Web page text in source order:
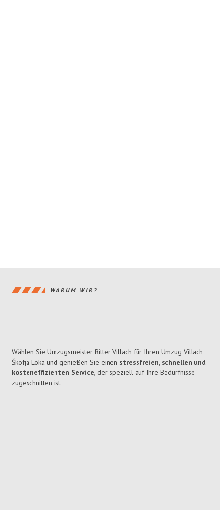
WARUM WIR?
Wählen Sie Umzugsmeister Ritter Villach für Ihren Umzug Villach
Škofja Loka und genießen Sie einen stressfreien, schnellen und
kosteneffizienten Service, der speziell auf Ihre Bedürfnisse
zugeschnitten ist.